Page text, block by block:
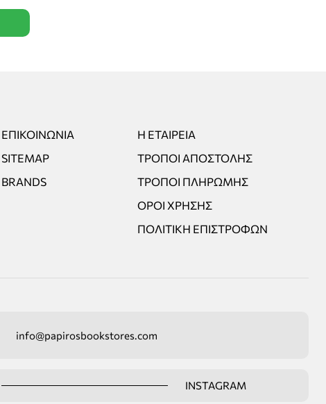
ΕΠΙΚΟΙΝΩΝΊΑ
SITEMAP
BRANDS
Η ΕΤΑΙΡΕΊΑ
ΤΡΌΠΟΙ ΑΠΟΣΤΟΛΉΣ
ΤΡΌΠΟΙ ΠΛΗΡΩΜΉΣ
ΌΡΟΙ ΧΡΉΣΗΣ
ΠΟΛΙΤΙΚΉ ΕΠΙΣΤΡΟΦΏΝ
info@papirosbookstores.com
INSTAGRAM